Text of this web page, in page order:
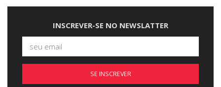
INSCREVER-SE NO NEWSLATTER
SE INSCREVER